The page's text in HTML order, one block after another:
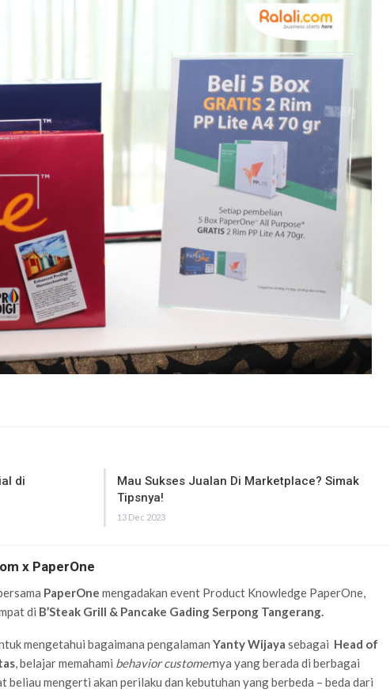
di
Mau Sukses Jualan Di Marketplace? Simak
Tipsnya!
13 Dec 2023
x PaperOne
PaperOne mengadakan event Product Knowledge PaperOne,
di B’Steak Grill & Pancake Gading Serpong Tangerang.
mengetahui bagaimana pengalaman Yanty Wijaya sebagai Head of
, belajar memahami behavior customernya yang berada di berbagai
beliau mengerti akan perilaku dan kebutuhan yang berbeda – beda dari